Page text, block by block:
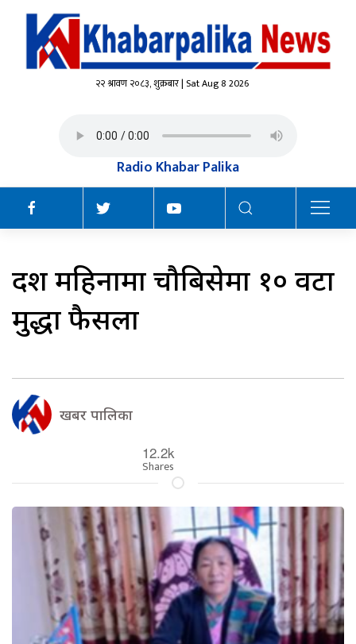
२२ श्रावण २०८३, शुक्रबार | Sat Aug 8 2026
Radio Khabar Palika
दश महिनामा चौबिसेमा १० वटा
मुद्धा फैसला
खबर पालिका
12.2k
Shares